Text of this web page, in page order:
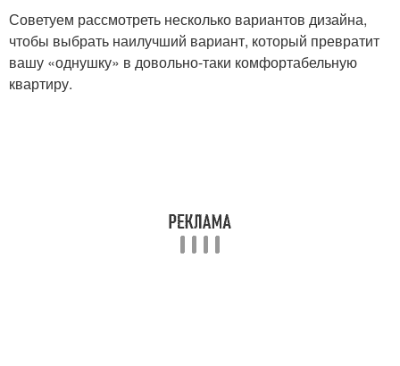
Советуем рассмотреть несколько вариантов дизайна,
чтобы выбрать наилучший вариант, который превратит
вашу «однушку» в довольно-таки комфортабельную
квартиру.